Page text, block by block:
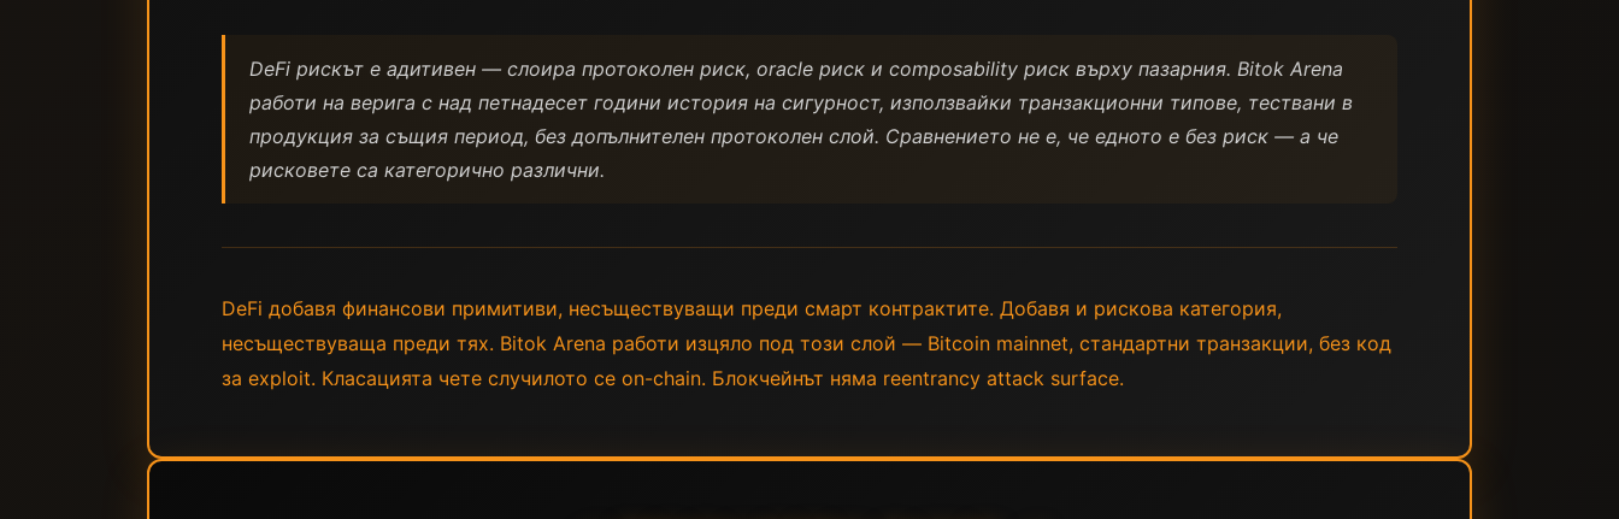
DeFi рискът е адитивен — слоира протоколен риск, oracle риск и composability риск върху пазарния. Bitok Arena
работи на верига с над петнадесет години история на сигурност, използвайки транзакционни типове, тествани в
продукция за същия период, без допълнителен протоколен слой. Сравнението не е, че едното е без риск — а че
рисковете са категорично различни.
DeFi добавя финансови примитиви, несъществуващи преди смарт контрактите. Добавя и рискова категория,
несъществуваща преди тях. Bitok Arena работи изцяло под този слой — Bitcoin mainnet, стандартни транзакции, без код
за exploit. Класацията чете случилото се on-chain. Блокчейнът няма reentrancy attack surface.